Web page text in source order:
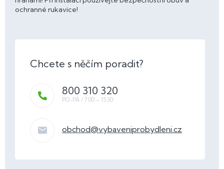
ochranné rukavice!
obchod@vybaveniprobydleni.cz
800 310 320